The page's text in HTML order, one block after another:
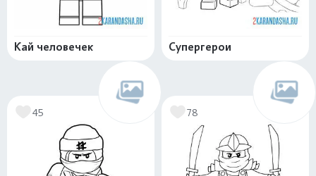
Кай человечек Супергерои
45 78